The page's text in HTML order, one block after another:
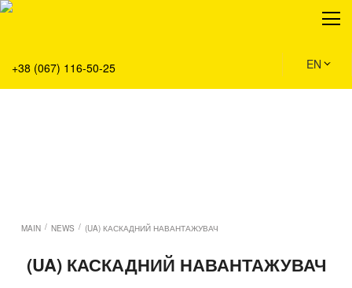
+38 (067) 116-50-25 EN
About
Service
Solution
MAIN / NEWS / (UA) КАСКАДНИЙ НАВАНТАЖУВАЧ
(UA) КАСКАДНИЙ НАВАНТАЖУВАЧ